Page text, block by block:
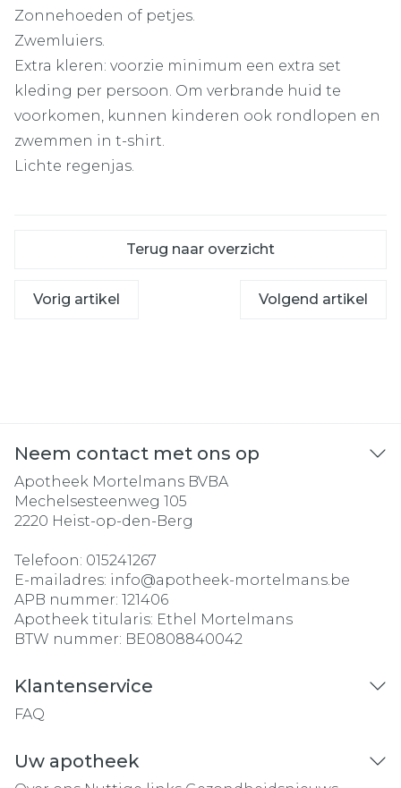
Zonnehoeden of petjes.
Zwemluiers.
Extra kleren: voorzie minimum een extra set
kleding per persoon. Om verbrande huid te
voorkomen, kunnen kinderen ook rondlopen en
zwemmen in t-shirt.
Lichte regenjas.
Terug naar overzicht
Vorig artikel Volgend artikel
Neem contact met ons op
Apotheek Mortelmans BVBA
Mechelsesteenweg 105
2220 Heist-op-den-Berg
Telefoon: 015241267
E-mailadres: info@apotheek-mortelmans.be
APB nummer: 121406
Apotheek titularis: Ethel Mortelmans
BTW nummer: BE0808840042
Klantenservice
FAQ
Uw apotheek